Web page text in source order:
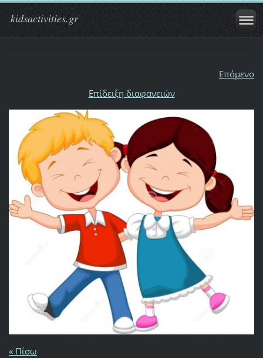
kidsactivities.gr
Επόμενο
Επίδειξη διαφανειών
« Πίσω